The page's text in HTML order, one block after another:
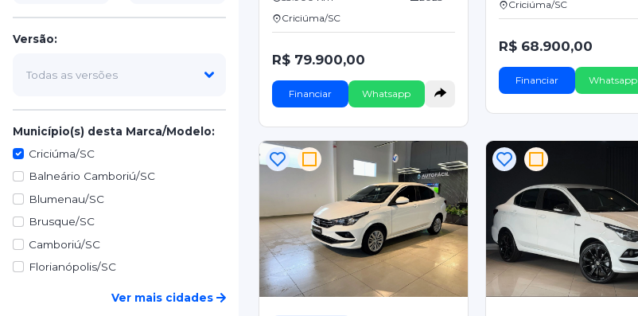
Versão:
Município(s) desta Marca/Modelo:
Criciúma/SC
Balneário Camboriú/SC
Blumenau/SC
Brusque/SC
Camboriú/SC
Florianópolis/SC
Ver mais cidades
Criciúma/SC
R$ 79.900,00
Financiar Whatsapp
Criciúma/SC
R$ 68.900,00
Financiar Whatsapp